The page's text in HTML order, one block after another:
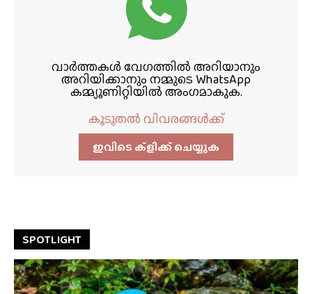
വാർത്തകൾ വേഗത്തിൽ അറിയാനും
അറിയിക്കാനും നമ്മുടെ WhatsApp
കമ്മ്യൂണിറ്റിയിൽ അംഗമാകുക.
കൂടുതൽ വിവരങ്ങൾക്ക്
ഇവിടെ ക്ളിക്ക്‌ ചെയ്യുക
SPOTLIGHT